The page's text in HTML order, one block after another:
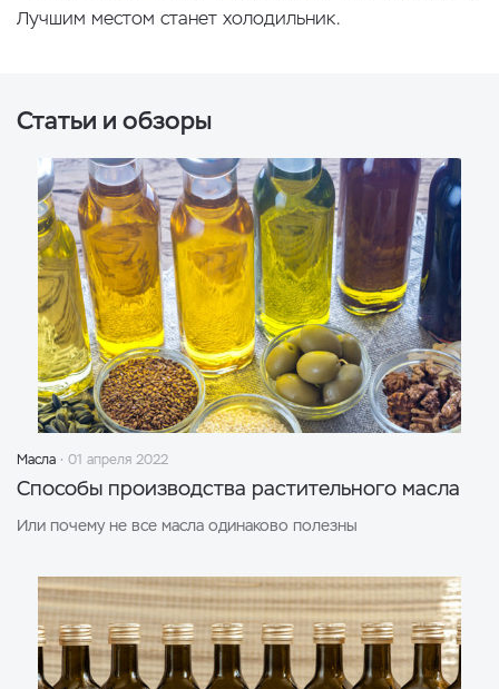
Лучшим местом станет холодильник.
Статьи и обзоры
Масла 01 апреля 2022
Способы производства растительного масла
Или почему не все масла одинаково полезны